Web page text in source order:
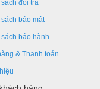
đổi trả
bảo mật
bảo hành
& Thanh toán